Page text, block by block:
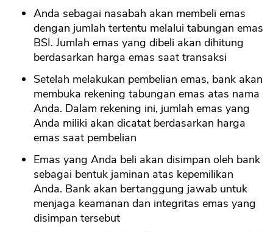
Anda sebagai nasabah akan membeli emas
dengan jumlah tertentu melalui tabungan emas
BSI. Jumlah emas yang dibeli akan dihitung
berdasarkan harga emas saat transaksi
Setelah melakukan pembelian emas, bank akan
membuka rekening tabungan emas atas nama
Anda. Dalam rekening ini, jumlah emas yang
Anda miliki akan dicatat berdasarkan harga
emas saat pembelian
Emas yang Anda beli akan disimpan oleh bank
sebagai bentuk jaminan atas kepemilikan
Anda. Bank akan bertanggung jawab untuk
menjaga keamanan dan integritas emas yang
disimpan tersebut